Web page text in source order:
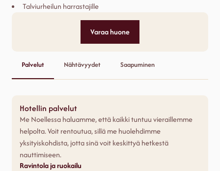
Talviurheilun harrastajille
Varaa huone
Palvelut Nähtävyydet Saapuminen
Hotellin palvelut
Me Noellessa haluamme, että kaikki tuntuu vieraillemme
helpolta. Voit rentoutua, sillä me huolehdimme
yksityiskohdista, jotta sinä voit keskittyä hetkestä
nauttimiseen.
Ravintola ja ruokailu